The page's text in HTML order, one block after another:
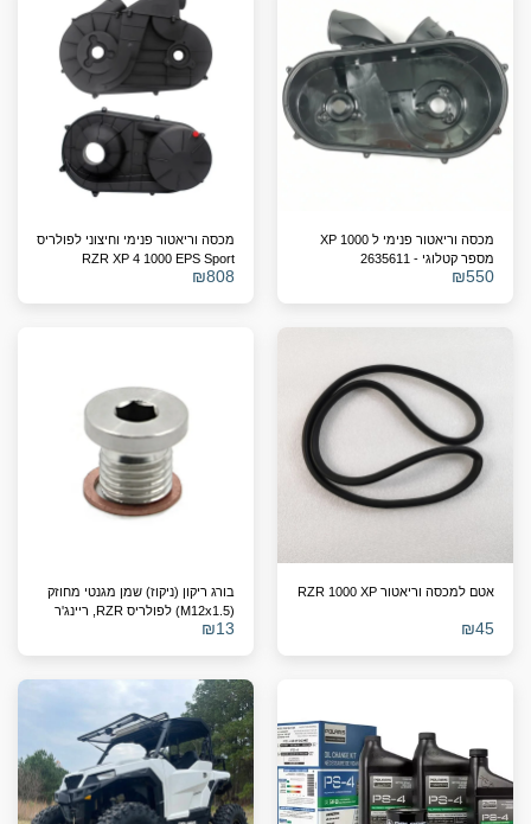
מכסה וריאטור פנימי ל XP 1000
מספר קטלוגי - 2635611
₪550
מכסה וריאטור פנימי וחיצוני לפולריס
RZR XP 4 1000 EPS Sport
General 2015-2023
₪808
אטם למכסה וריאטור RZR 1000 XP
₪45
בורג ריקון (ניקוז) שמן מגנטי מחוזק
(M12x1.5) לפולריס RZR, ריינג'ר
וספורטסמן – מחליף מק"ט 7052306
₪